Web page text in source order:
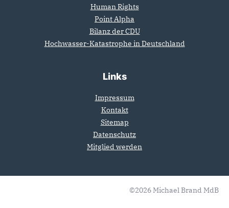
Human Rights
Point Alpha
Bilanz der CDU
Hochwasser-Katastrophe in Deutschland
Links
Impressum
Kontakt
Sitemap
Datenschutz
Mitglied werden
©2026 Michael Brand MdB